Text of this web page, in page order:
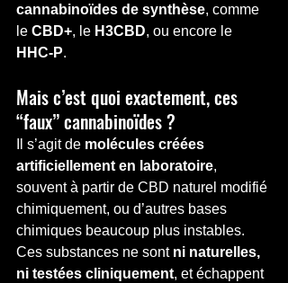
cannabinoïdes de synthèse, comme
le CBD+, le H3CBD, ou encore le
HHC-P.
Mais c’est quoi exactement, ces
“faux” cannabinoïdes ?
Il s’agit de molécules créées
artificiellement en laboratoire,
souvent à partir de CBD naturel modifié
chimiquement, ou d’autres bases
chimiques beaucoup plus instables.
Ces substances ne sont ni naturelles,
ni testées cliniquement, et échappent